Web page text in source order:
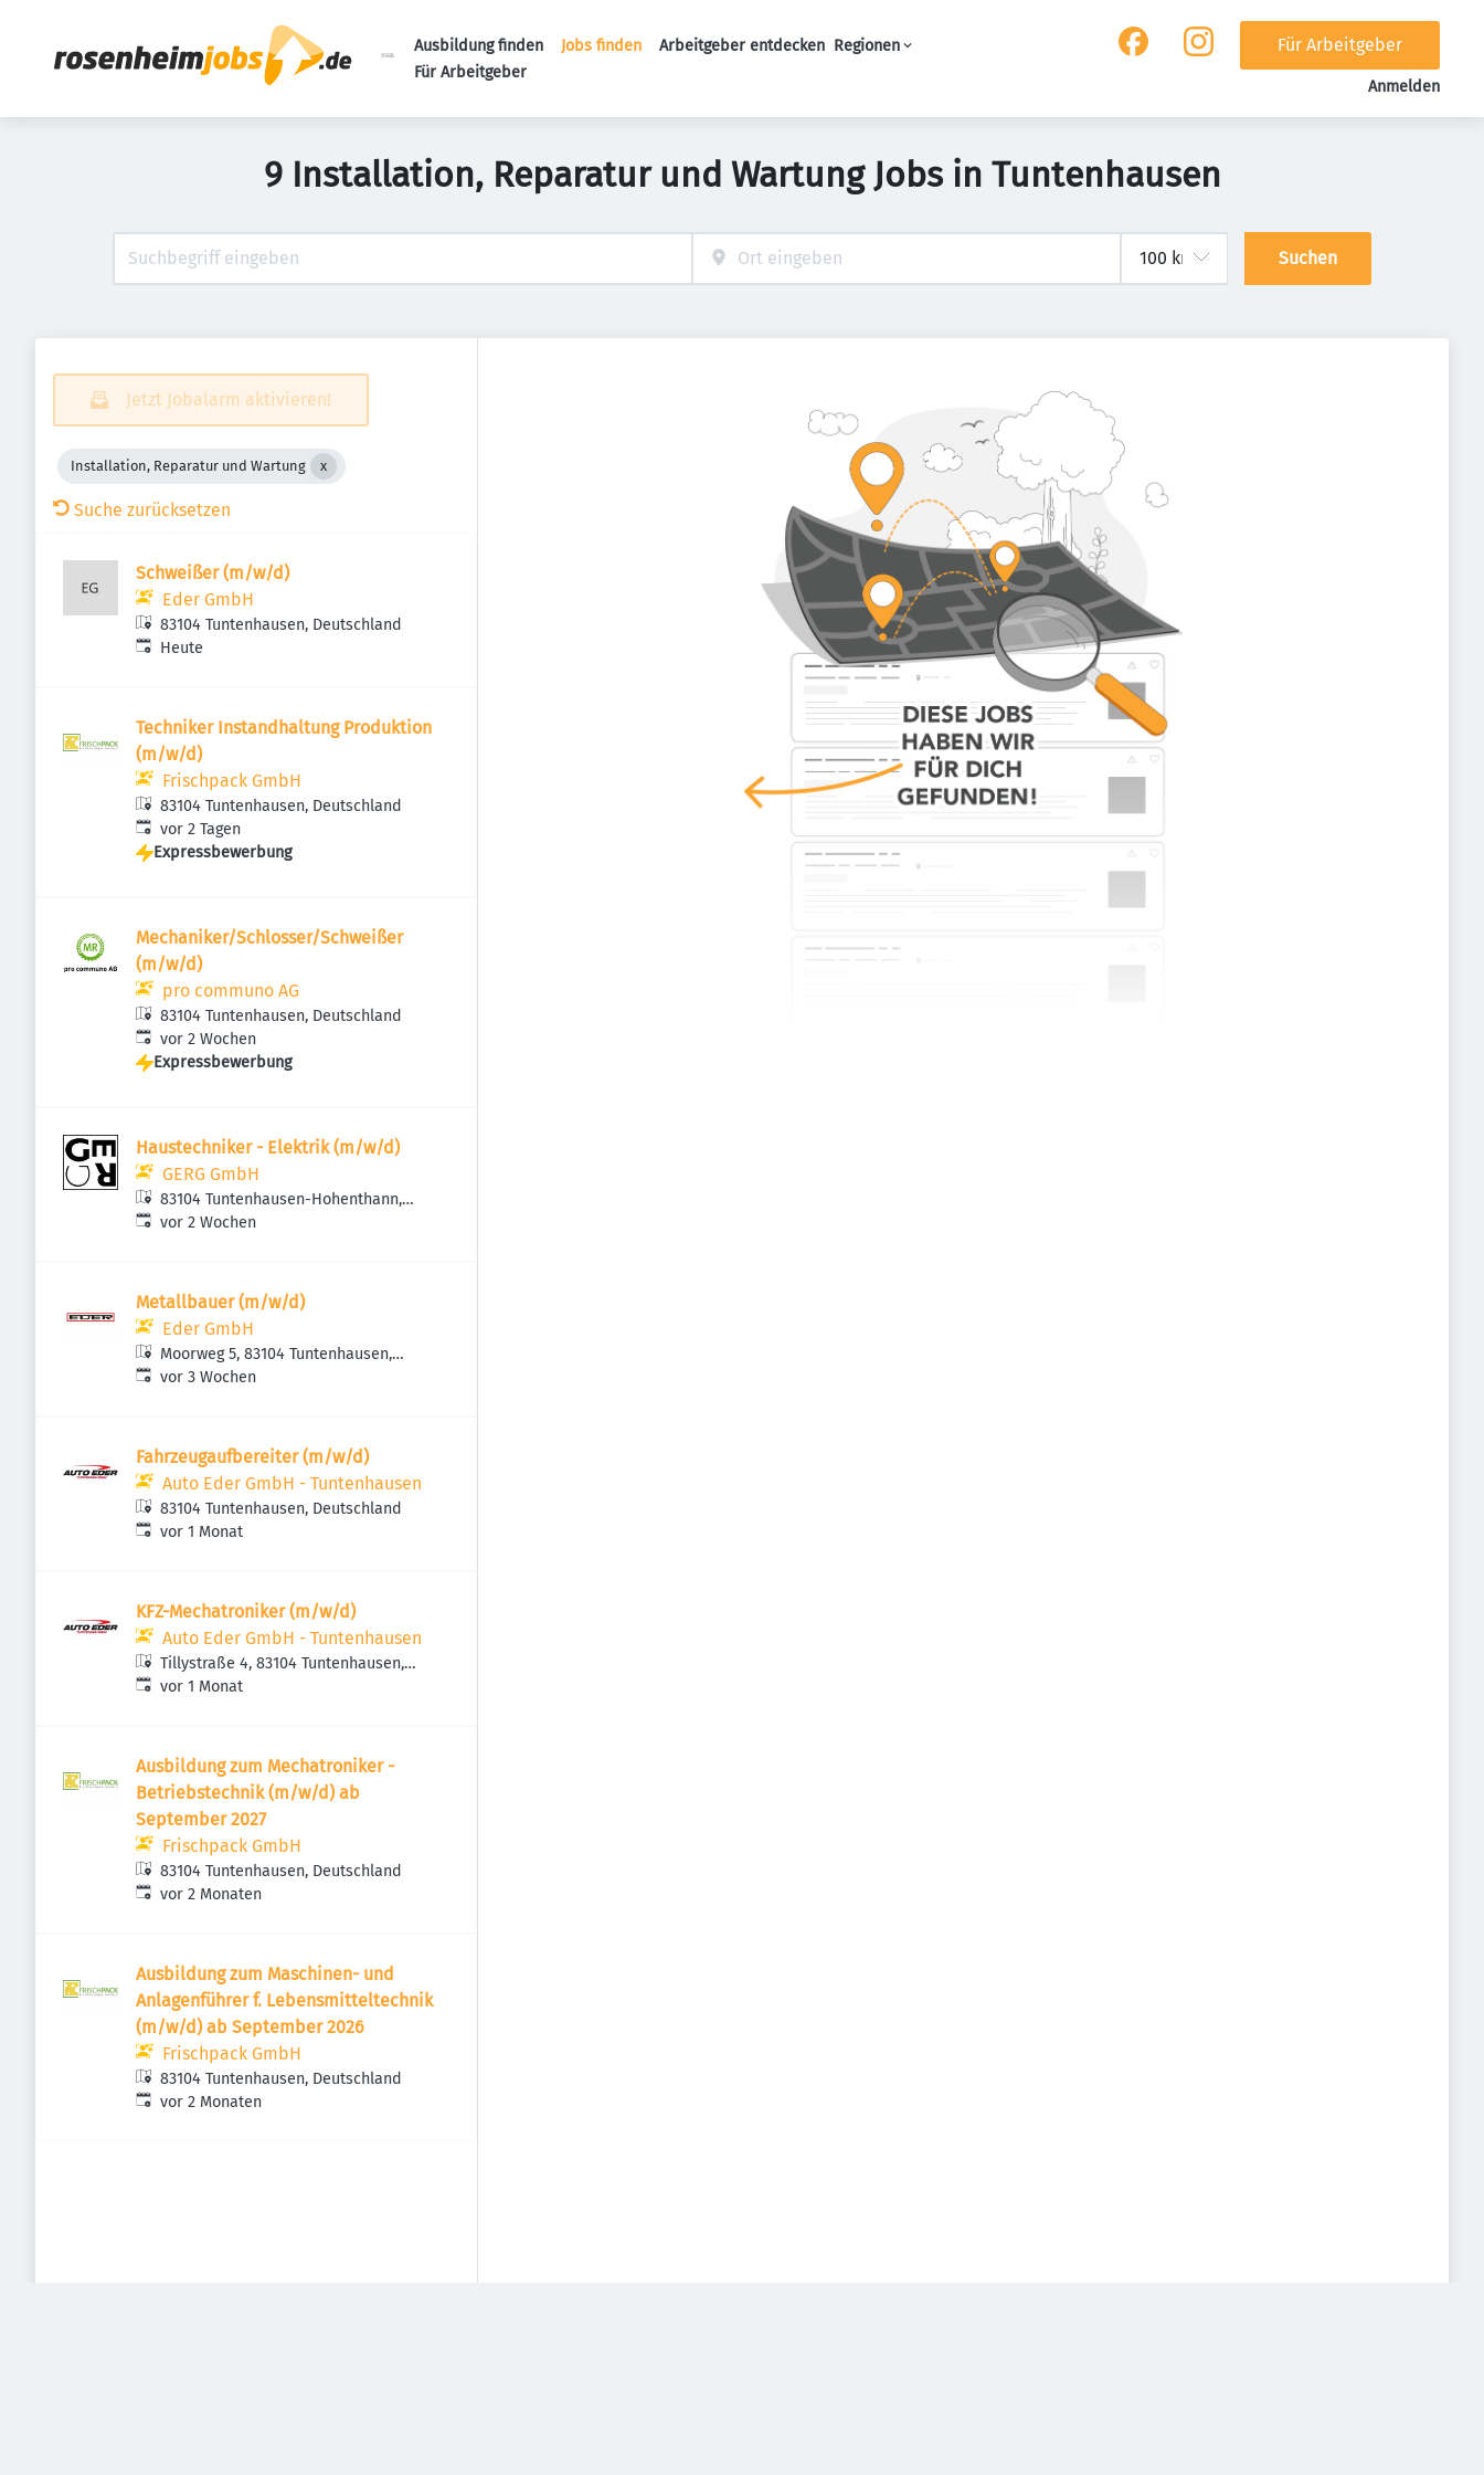
Ausbildung finden Jobs finden Arbeitgeber entdecken Regionen
Für Arbeitgeber
Für Arbeitgeber
Anmelden
9 Installation, Reparatur und Wartung Jobs in Tuntenhausen
Suchen
Jetzt Jobalarm aktivieren!
Installation, Reparatur und Wartung
Suche zurücksetzen
Schweißer (m/w/d)
Eder GmbH
83104 Tuntenhausen, Deutschland
Veröffentlicht
Heute
Techniker Instandhaltung Produktion
(m/w/d)
Frischpack GmbH
83104 Tuntenhausen, Deutschland
Veröffentlicht:
vor 2 Tagen
Expressbewerbung
Mechaniker/Schlosser/Schweißer
(m/w/d)
pro communo AG
83104 Tuntenhausen, Deutschland
Veröffentlicht:
vor 2 Wochen
Expressbewerbung
Haustechniker - Elektrik (m/w/d)
GERG GmbH
83104 Tuntenhausen-Hohenthann,
Deutschland
Veröffentlicht:
vor 2 Wochen
Metallbauer (m/w/d)
Eder GmbH
Moorweg 5, 83104 Tuntenhausen,
Deutschland
Veröffentlicht:
vor 3 Wochen
Fahrzeugaufbereiter (m/w/d)
Auto Eder GmbH - Tuntenhausen
83104 Tuntenhausen, Deutschland
Veröffentlicht:
vor 1 Monat
KFZ-Mechatroniker (m/w/d)
Auto Eder GmbH - Tuntenhausen
Tillystraße 4, 83104 Tuntenhausen,
Deutschland
Veröffentlicht:
vor 1 Monat
Ausbildung zum Mechatroniker -
Betriebstechnik (m/w/d) ab
September 2027
Frischpack GmbH
83104 Tuntenhausen, Deutschland
Veröffentlicht:
vor 2 Monaten
Ausbildung zum Maschinen- und
Anlagenführer f. Lebensmitteltechnik
(m/w/d) ab September 2026
Frischpack GmbH
83104 Tuntenhausen, Deutschland
Veröffentlicht:
vor 2 Monaten